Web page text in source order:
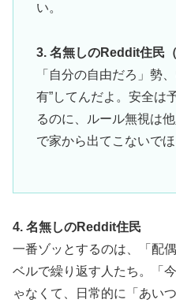
い。
3. 名無しのReddit住民
「自分の自由だろ」勢
有”してんだよ。安全は
るのに、ルール無視は
で家から出てこないでほ
4. 名無しのReddit住民
一番ゾッとするのは、「配
ベルで繰り返す人たち。「
ゃなくて、日常的に「あい